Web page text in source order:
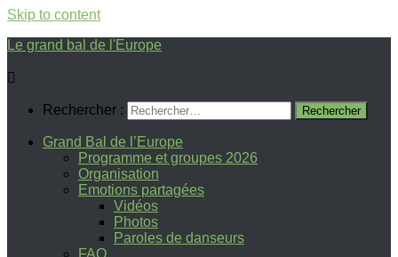
Skip to content
Le grand bal de l'Europe
Rechercher :
Grand Bal de l’Europe
Programme et groupes 2026
Organisation
Emotions partagées
Vidéos
Photos
Paroles de danseurs
FAQ